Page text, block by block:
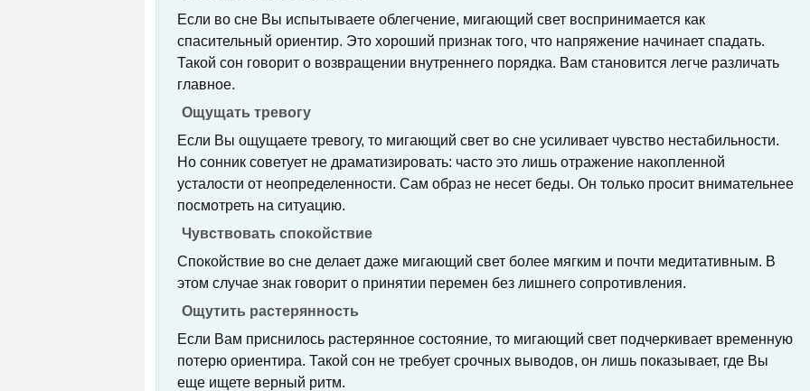
Если во сне Вы испытываете облегчение, мигающий свет воспринимается как
спасительный ориентир. Это хороший признак того, что напряжение начинает спадать.
Такой сон говорит о возвращении внутреннего порядка. Вам становится легче различать
главное.
Ощущать тревогу
Если Вы ощущаете тревогу, то мигающий свет во сне усиливает чувство нестабильности.
Но сонник советует не драматизировать: часто это лишь отражение накопленной
усталости от неопределенности. Сам образ не несет беды. Он только просит внимательнее
посмотреть на ситуацию.
Чувствовать спокойствие
Спокойствие во сне делает даже мигающий свет более мягким и почти медитативным. В
этом случае знак говорит о принятии перемен без лишнего сопротивления.
Ощутить растерянность
Если Вам приснилось растерянное состояние, то мигающий свет подчеркивает временную
потерю ориентира. Такой сон не требует срочных выводов, он лишь показывает, где Вы
еще ищете верный ритм.